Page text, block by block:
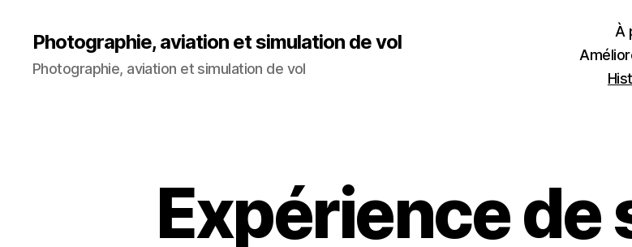
Photographie, aviation et simulation de vol
Photographie, aviation et simulation de vol
À
Expérience de